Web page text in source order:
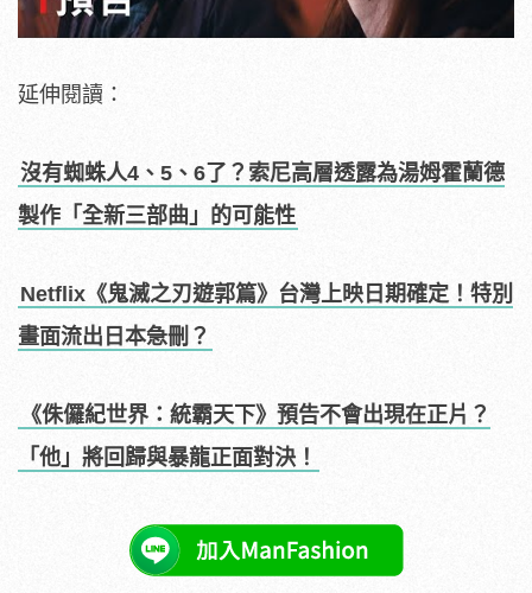
延伸閱讀：
沒有蜘蛛人4、5、6了？索尼高層透露為湯姆霍蘭德
製作「全新三部曲」的可能性
Netflix《鬼滅之刃遊郭篇》台灣上映日期確定！特別
畫面流出日本急刪？
《侏儸紀世界：統霸天下》預告不會出現在正片？
「他」將回歸與暴龍正面對決！